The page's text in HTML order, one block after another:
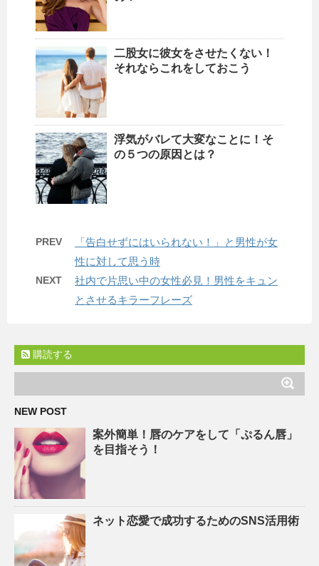
二股女に彼女をさせたくない！
それならこれをしておこう
浮気がバレて大変なことに！そ
の５つの原因とは？
PREV
「告白せずにはいられない！」と男性が女
性に対して思う時
NEXT
社内で片思い中の女性必見！男性をキュン
とさせるキラーフレーズ
購読する
NEW POST
案外簡単！唇のケアをして「ぷるん唇」
を目指そう！
ネット恋愛で成功するためのSNS活用術